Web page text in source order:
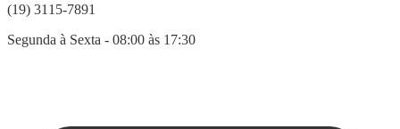
(19) 3115-7891
Segunda à Sexta - 08:00 às 17:30